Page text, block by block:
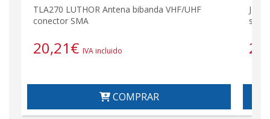
TLA270 LUTHOR Antena bibanda VHF/UHF
conector SMA
20,21€ IVA incluido
COMPRAR